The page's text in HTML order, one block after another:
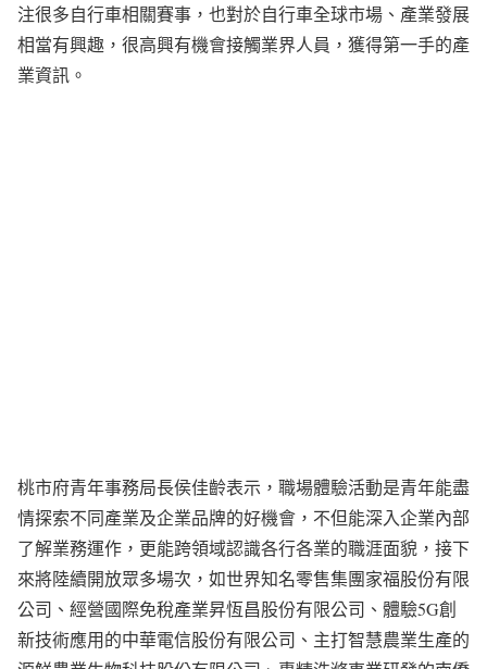
注很多自行車相關賽事，也對於自行車全球市場、產業發展
相當有興趣，很高興有機會接觸業界人員，獲得第一手的產
業資訊。
桃市府青年事務局長侯佳齡表示，職場體驗活動是青年能盡
情探索不同產業及企業品牌的好機會，不但能深入企業內部
了解業務運作，更能跨領域認識各行各業的職涯面貌，接下
來將陸續開放眾多場次，如世界知名零售集團家福股份有限
公司、經營國際免稅產業昇恆昌股份有限公司、體驗5G創
新技術應用的中華電信股份有限公司、主打智慧農業生產的